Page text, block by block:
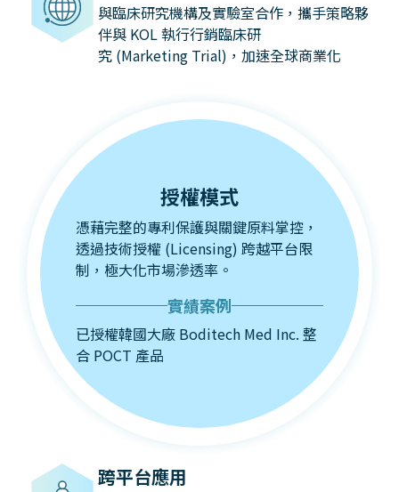
與臨床研究機構及實驗室合作，攜手策略夥
伴與 KOL 執行行銷臨床研
究 (Marketing Trial)，加速全球商業化
授權模式
憑藉完整的專利保護與關鍵原料掌控，
透過技術授權 (Licensing) 跨越平台限
制，極大化市場滲透率。
實績案例
已授權韓國大廠 Boditech Med Inc. 整
合 POCT 產品
跨平台應用